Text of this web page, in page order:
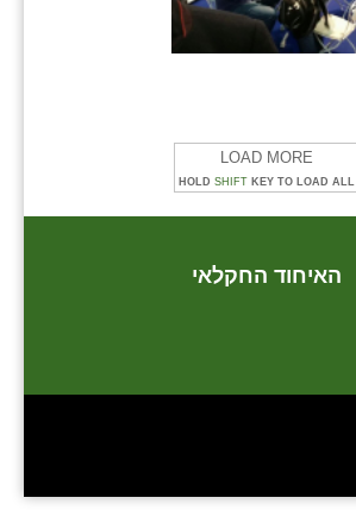
LOAD MORE
HOLD SHIFT KEY TO LOAD ALL
האיחוד החקלאי